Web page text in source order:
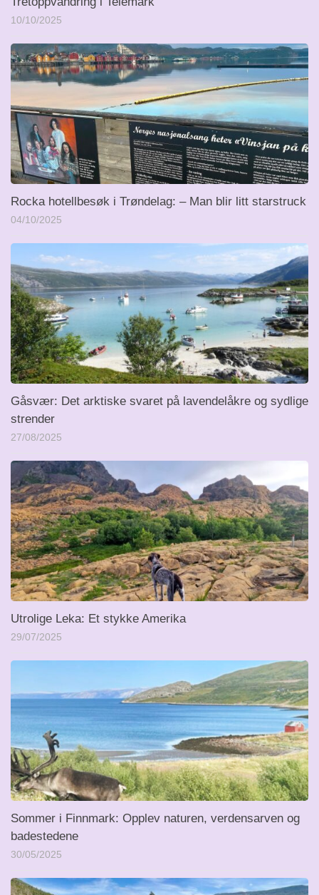
10/10/2025
Rocka hotellbesøk i Trøndelag: – Man blir litt starstruck
04/10/2025
Gåsvær: Det arktiske svaret på lavendelåkre og sydlige
strender
27/08/2025
Utrolige Leka: Et stykke Amerika
29/07/2025
Sommer i Finnmark: Opplev naturen, verdensarven og
badestedene
30/05/2025